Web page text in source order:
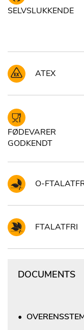
SELVSLUKKENDE
ATEX
FØDEVARER
GODKENDT
O-
FTALATFRI
DOCUMENTS